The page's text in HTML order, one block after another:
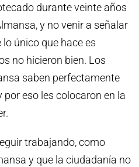
durante veinte años
y no venir a señalar
único que hace es
no hicieron bien. Los
saben perfectamente
eso les colocaron en la
trabajando, como
y que la ciudadanía no